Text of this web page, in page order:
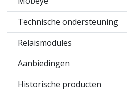
Technische ondersteuning
Relaismodules
Aanbiedingen
Historische producten